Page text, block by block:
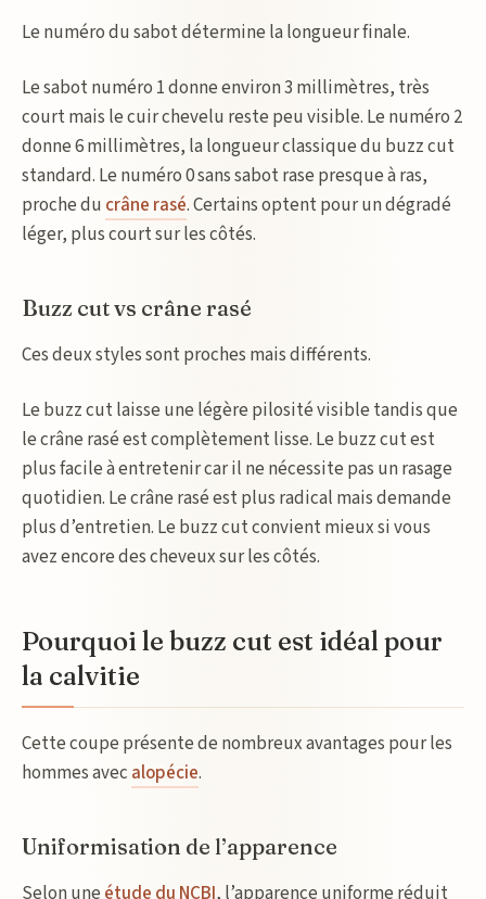
Le numéro du sabot détermine la longueur finale.
Le sabot numéro 1 donne environ 3 millimètres, très
court mais le cuir chevelu reste peu visible. Le numéro 2
donne 6 millimètres, la longueur classique du buzz cut
standard. Le numéro 0 sans sabot rase presque à ras,
proche du crâne rasé. Certains optent pour un dégradé
léger, plus court sur les côtés.
Buzz cut vs crâne rasé
Ces deux styles sont proches mais différents.
Le buzz cut laisse une légère pilosité visible tandis que
le crâne rasé est complètement lisse. Le buzz cut est
plus facile à entretenir car il ne nécessite pas un rasage
quotidien. Le crâne rasé est plus radical mais demande
plus d’entretien. Le buzz cut convient mieux si vous
avez encore des cheveux sur les côtés.
Pourquoi le buzz cut est idéal pour
la calvitie
Cette coupe présente de nombreux avantages pour les
hommes avec alopécie.
Uniformisation de l’apparence
Selon une étude du NCBI, l’apparence uniforme réduit